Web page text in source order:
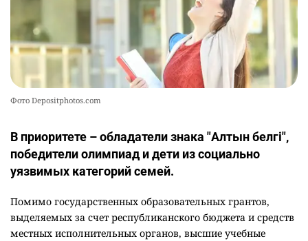
Фото Depositphotos.com
В приоритете – обладатели знака "Алтын белгі",
победители олимпиад и дети из социально
уязвимых категорий семей.
Помимо государственных образовательных грантов,
выделяемых за счет республиканского бюджета и средств
местных исполнительных органов, высшие учебные